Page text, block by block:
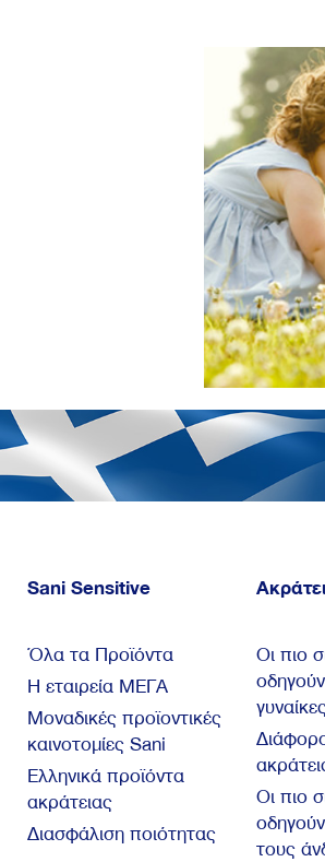
Sani Sensitive
Όλα τα Προϊόντα
Η εταιρεία ΜΕΓΑ
Μοναδικές προϊοντικές
καινοτομίες Sani
Ελληνικά προϊόντα
ακράτειας
Διασφάλιση ποιότητας
Οι πιο
Οι πιο
τους